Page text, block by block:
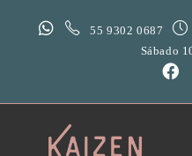
55 9302 0687
Sábado